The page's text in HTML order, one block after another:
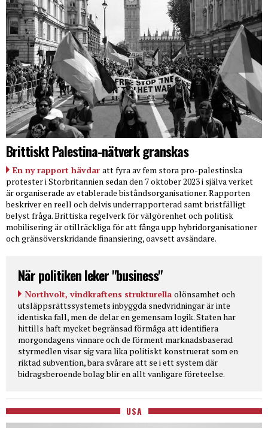
Brittiskt Palestina-nätverk granskas
En ny rapport hävdar att fyra av fem stora pro-palestinska
protester i Storbritannien sedan den 7 oktober 2023 i själva verket
är organiserade av etablerade biståndsorganisationer. Rapporten
beskriver en reell och delvis underrapporterad samt bristfälligt
belyst fråga. Brittiska regelverk för välgörenhet och politisk
mobilisering är otillräckliga för att fånga upp hybridorganisationer
och gränsöverskridande finansiering, oavsett avsändare.
När politiken leker "business"
Northvolt, vindkraftens strukturella olönsamhet och
utsläppsrättssystemets inbyggda snedvridningar är inte
identiska fall, men de delar en gemensam logik. Staten har
hittills haft mycket begränsad förmåga att identifiera
morgondagens vinnare och de förment marknadsbaserad
styrmedlen visar sig vara lika politiskt konstruerat som en
riktad subvention, bara svårare att se i ett system där
bidragsberoende bolag blir en allt vanligare företeelse.
USA